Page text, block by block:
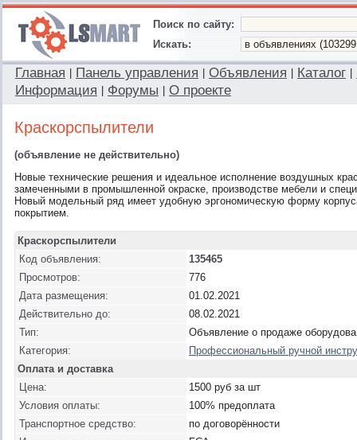
Поиск по сайту:
Искать:
Главная Панель управления Объявления Каталог
Информация
Форумы О проекте
Краскорспылители
(объявление не действительно)
Новые технические решения и идеальное исполнение воздушных
замеченными в промышленной окраске, производстве мебели и
Новый модельный ряд имеет удобную эргономическую форму
покрытием.
Краскорспылители
Код объявления:
135465
Просмотров:
776
Дата размещения:
01.02.2021
Действительно до:
08.02.2021
Тип:
Объявление о продаже
Категория:
Профессиональный ручной
Оплата и доставка
Цена:
1500 руб за шт
Условия оплаты:
100% предоплата
Транспортное средство:
по договорённости